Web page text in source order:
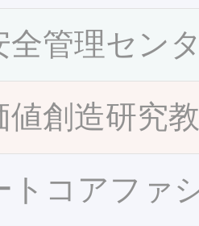
全管理セン
値創造研究
トコアファ